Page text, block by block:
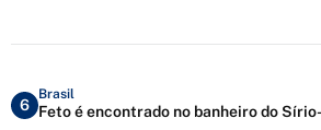
6
Brasil
Feto é encontrado no banheiro do